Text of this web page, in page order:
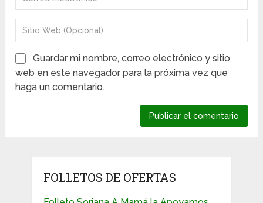
Guardar mi nombre, correo electrónico y sitio
web en este navegador para la próxima vez que
haga un comentario.
FOLLETOS DE OFERTAS